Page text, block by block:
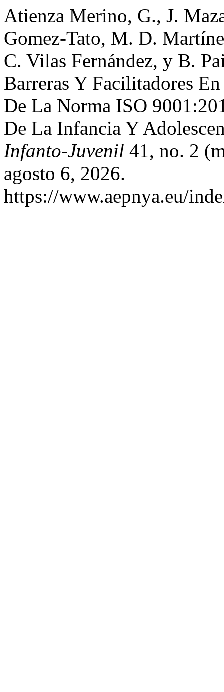
Atienza Merino, G., J.
Gomez-Tato, M. D.
C. Vilas Fernández, y B.
Barreras Y Facilitadores
De La Norma ISO
De La Infancia Y
Infanto-Juvenil 41, no. 2
agosto 6, 2026.
https://www.aepnya.eu/